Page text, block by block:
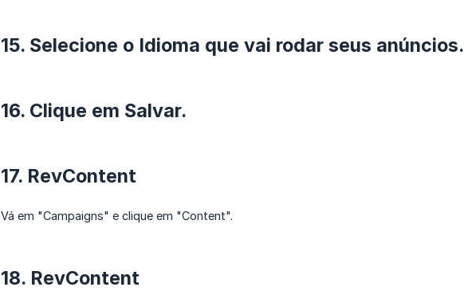
15. Selecione o Idioma que vai rodar seus anúncios.
16. Clique em Salvar.
17. RevContent
Vá em "Campaigns" e clique em "Content".
18. RevContent